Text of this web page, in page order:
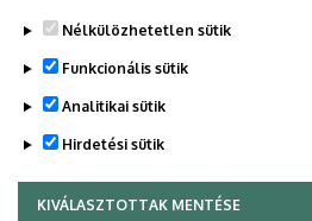
Tangazdaság Főigazgatói Titkárság.
Legutóbbi frissítés: 2025. 03. 04. 14:06
Nélkülözhetetlen sütik
Funkcionális sütik
Analitikai sütik
Hirdetési sütik
KIVÁLASZTOTTAK MENTÉSE
WITHDRAW CONSENT